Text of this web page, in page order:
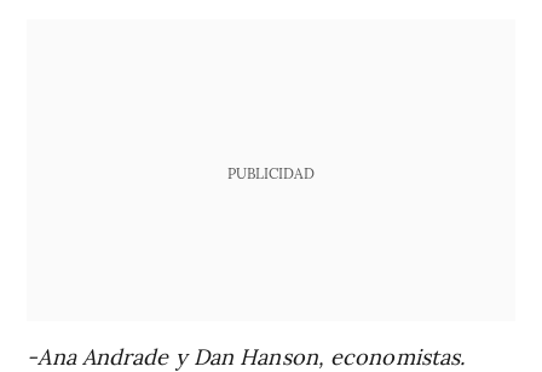
PUBLICIDAD
-Ana Andrade y Dan Hanson, economistas.